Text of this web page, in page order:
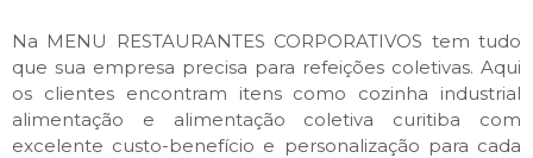
Na MENU RESTAURANTES CORPORATIVOS tem tudo
que sua empresa precisa para refeições coletivas. Aqui
os clientes encontram itens como cozinha industrial
alimentação e alimentação coletiva curitiba com
excelente custo-benefício e personalização para cada